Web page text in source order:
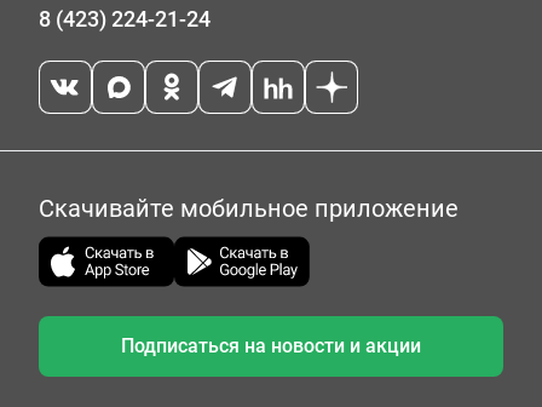
8 (423) 224-21-24
Скачивайте мобильное приложение
Подписаться на новости и акции